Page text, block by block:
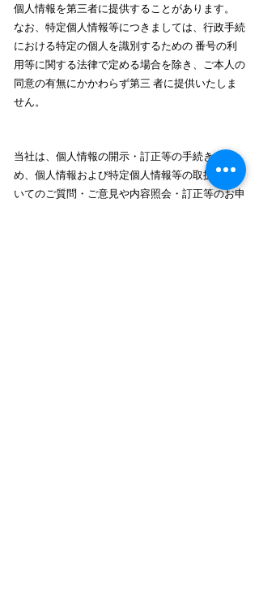
個人情報を第三者に提供することがあります。
なお、特定個人情報等につきましては、行政手続
における特定の個人を識別するための 番号の利
用等に関する法律で定める場合を除き、ご本人の
同意の有無にかかわらず第三 者に提供いたしま
せん。
当社は、個人情報の開示・訂正等の手続きを定
め、個人情報および特定個人情報等の取扱いにつ
いてのご質問・ご意見や内容照会・訂正等のお申